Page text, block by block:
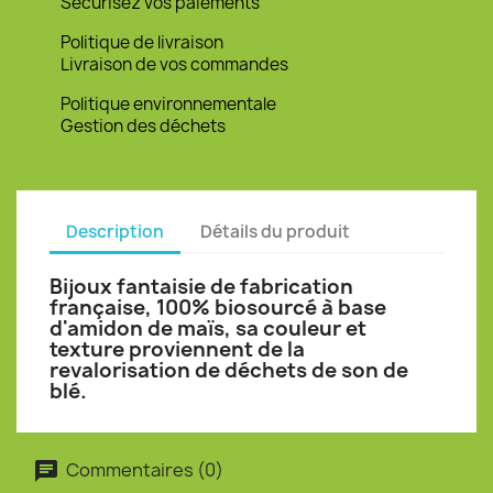
Politique de livraison
Livraison de vos commandes
Politique environnementale
Gestion des déchets
Description Détails du produit
Bijoux fantaisie de fabrication
française, 100% biosourcé à base
d'amidon de maïs, sa couleur et
texture proviennent de la
revalorisation de déchets de son de
blé.
Commentaires (0)